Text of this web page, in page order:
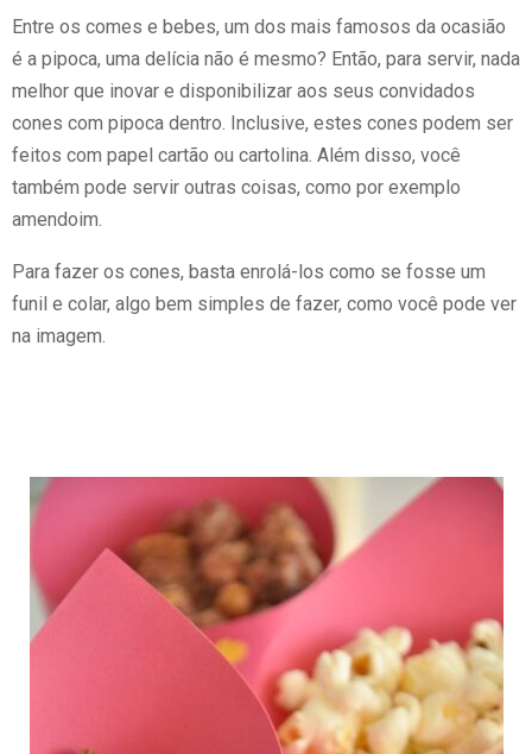
Entre os comes e bebes, um dos mais famosos da ocasião
é a pipoca, uma delícia não é mesmo? Então, para servir, nada
melhor que inovar e disponibilizar aos seus convidados
cones com pipoca dentro. Inclusive, estes cones podem ser
feitos com papel cartão ou cartolina. Além disso, você
também pode servir outras coisas, como por exemplo
amendoim.
Para fazer os cones, basta enrolá-los como se fosse um
funil e colar, algo bem simples de fazer, como você pode ver
na imagem.